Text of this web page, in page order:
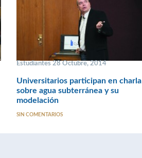
Estudiantes 28 Octubre, 2014
Universitarios participan en charla
sobre agua subterránea y su
modelación
SIN COMENTARIOS